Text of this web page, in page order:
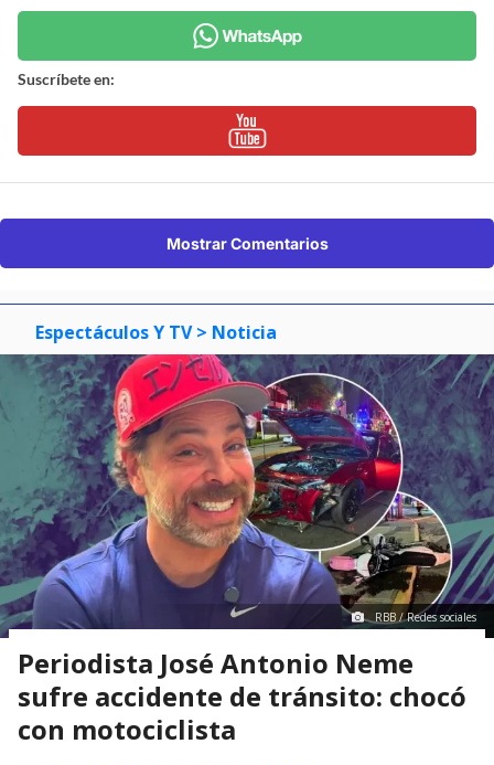
Suscríbete en:
Mostrar Comentarios
Espectáculos Y TV > Noticia
RBB / Redes sociales
Periodista José Antonio Neme
sufre accidente de tránsito: chocó
con motociclista